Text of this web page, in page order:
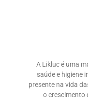
A Likluc é uma
saúde e higiene
presente na vida
o crescimento